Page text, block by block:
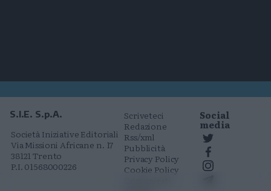
S.I.E. S.p.A.
Società Iniziative Editoriali
Via Missioni Africane n. 17
38121 Trento
P.I. 01568000226
Scriveteci
Redazione
Rss/xml
Pubblicità
Privacy Policy
Cookie Policy
Social
media